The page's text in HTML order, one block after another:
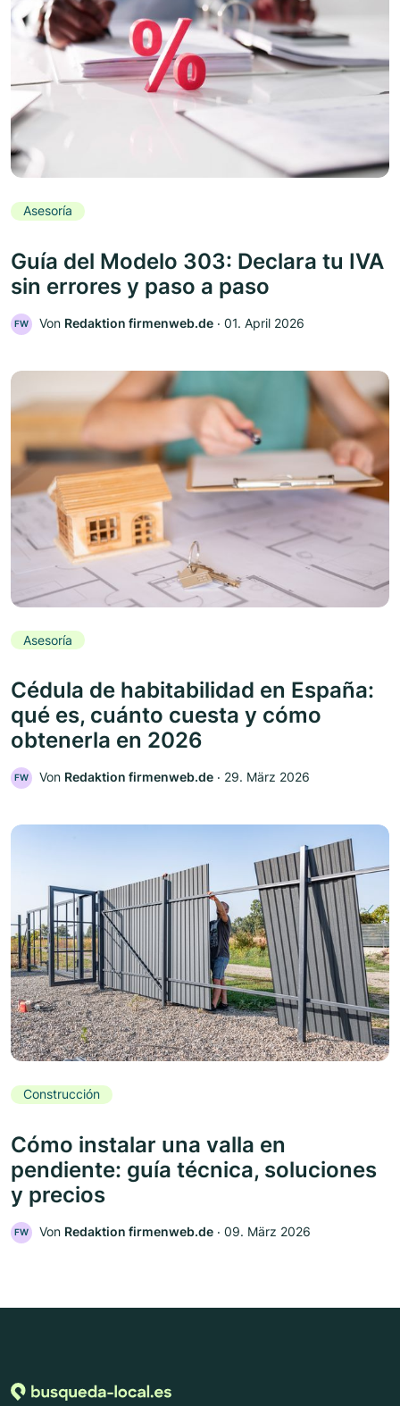
Asesoría
Guía del Modelo 303: Declara tu IVA
sin errores y paso a paso
FW Von Redaktion firmenweb.de ‧ 01. April 2026
Asesoría
Cédula de habitabilidad en España:
qué es, cuánto cuesta y cómo
obtenerla en 2026
FW Von Redaktion firmenweb.de ‧ 29. März 2026
Construcción
Cómo instalar una valla en
pendiente: guía técnica, soluciones
y precios
FW Von Redaktion firmenweb.de ‧ 09. März 2026